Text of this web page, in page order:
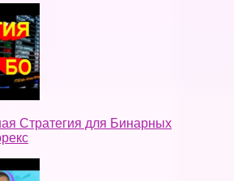
Стратегия для Бинарных